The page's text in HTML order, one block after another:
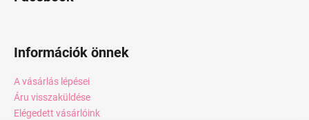
Információk önnek
A vásárlás lépései
Áru visszaküldése
Elégedett vásárlóink